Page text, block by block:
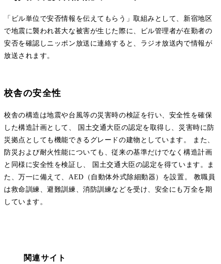
「ビル単位で安否情報を伝えてもらう」取組みとして、新宿地区
で地震に襲われ甚大な被害が生じた際に、ビル管理者が在勤者の
安否を確認しニッポン放送に連絡すると、ラジオ放送内で情報が
放送されます。
校舎の安全性
校舎の構造は地震や台風等の災害時の検証を行い、安全性を確保
した構造計画として、 国土交通大臣の認定を取得し、災害時に防
災拠点としても機能できるグレードの建物としています。 また、
防災および耐火性能についても、従来の基準だけでなく構造計画
と同様に安全性を検証し、 国土交通大臣の認定を得ています。ま
た、万一に備えて、AED（自動体外式除細動器）を設置。 教職員
は救命訓練、避難訓練、消防訓練などを受け、安全にも万全を期
しています。
関連サイト